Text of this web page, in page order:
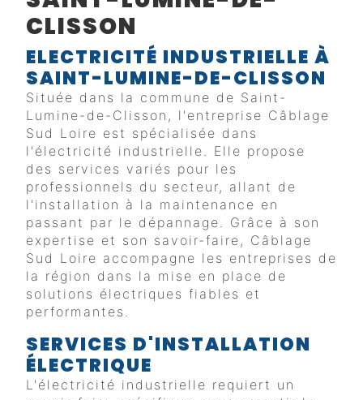
CLISSON
ELECTRICITÉ INDUSTRIELLE À
SAINT-LUMINE-DE-CLISSON
Située dans la commune de Saint-
Lumine-de-Clisson, l'entreprise Câblage
Sud Loire est spécialisée dans
l'électricité industrielle. Elle propose
des services variés pour les
professionnels du secteur, allant de
l'installation à la maintenance en
passant par le dépannage. Grâce à son
expertise et son savoir-faire, Câblage
Sud Loire accompagne les entreprises de
la région dans la mise en place de
solutions électriques fiables et
performantes.
SERVICES D'INSTALLATION
ÉLECTRIQUE
L'électricité industrielle requiert un